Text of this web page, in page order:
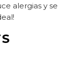
alergias y se